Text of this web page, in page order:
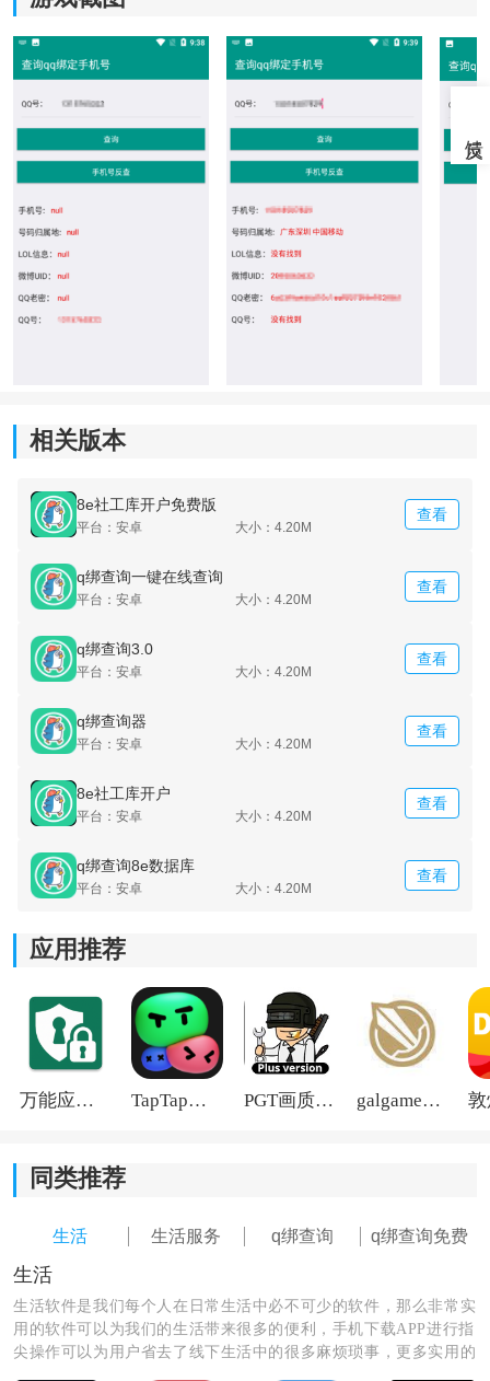
1、进入查询页面
打开免费Q绑查询系统网页，在首页找到查询输入框，进
2、输入QQ账号
在指定输入栏中填写需要查询的QQ号码，确保信息输入
正确，避免因格式错误导致查询失败。
3、一键开始查询
1.通过自己的手机号码就可以随时查询相关的一些关联账
2.而且平台上提供的功能都是完全免费的，不会有太多麻
烦的功能。
3.在修改密码的时候也是比较简单的，不需要任何繁琐的
步骤。
《q绑查询免费工具》功能介绍：
1.而且在平台上也不会出现任何的病毒，使用起来更加的
方便。
2.查询出来的各种内容展示的效果都是特别的详细。
相关版本
8e社工库开户免费版
平台：安卓 大小：4.20M
查看
q绑查询一键在线查询
平台：安卓 大小：4.20M
查看
q绑查询3.0
平台：安卓 大小：4.20M
查看
q绑查询器
平台：安卓 大小：4.20M
查看
8e社工库开户
平台：安卓 大小：4.20M
查看
q绑查询8e数据库
平台：安卓 大小：4.20M
查看
应用推荐
万能应用隐藏 TapTap国际版2026 PGT画质助手旧版 galgame游戏盒子2026
同类推荐
生活 生活服务 q绑查询 q绑查询免费
生活
生活软件是我们每个人在日常生活中必不可少的软件，那么非常实
用的软件可以为我们的生活带来很多的便利，手机下载APP进行指
尖操作可以为用户省去了线下生活中的很多麻烦琐事，更多实用的